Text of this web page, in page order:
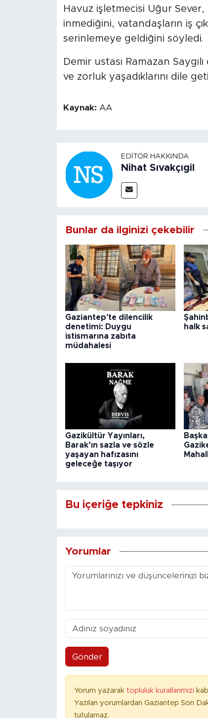
Havuz işletmecisi Uğur Sever,
inmediğini, vatandaşların iş
serinlemeye geldiğini söyledi.
Demir ustası Ramazan
ve zorluk yaşadıklarını dile
Kaynak: AA
EDITÖR HAKKINDA
Nihat Sıvakçıgil
Bunlar da ilginizi çekebilir
Gaziantep'te dilencilik
denetimi: Duygu
istismarına zabıta
müdahalesi
halk
Gazikültür Yayınları,
Barak’ın sazla ve sözle
yaşayan hafızasını
geleceğe taşıyor
Bu içeriğe tepkiniz
Yorumlar
Gönder
Yorum yazarak topluluk kurallarımızı
Yazılan yorumlardan Gaziantep Son
tutulamaz.